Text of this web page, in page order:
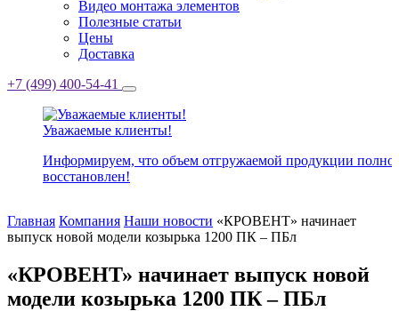
Видео монтажа элементов
Полезные статьи
Цены
Доставка
+7 (499) 400-54-41
Уважаемые клиенты!
Информируем, что объем отгружаемой продукции
восстановлен!
Главная Компания Наши новости «КРОВЕНТ» начинает
выпуск новой модели козырька 1200 ПК – ПБл
«КРОВЕНТ» начинает выпуск новой
модели козырька 1200 ПК – ПБл